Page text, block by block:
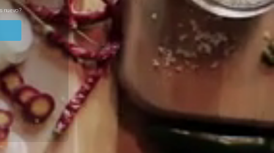
nuevo?